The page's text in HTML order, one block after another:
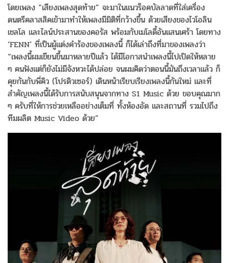
โดยเพลง “เสียงเพลงสุดท้าย” จะมาในแนวร็อคบัลลาดที่ใส่เครื่อง
ดนตรีคลาสสิคเข้ามาทำให้เพลงมีมิติที่กว้างขึ้น ด้วยเสียงของไวโอลิน
เชลโล และไลน์ประสานของคอรัส พร้อมกับเมโลดี้อันแสนเศร้า โดยทาง
‘FENN’ ที่เป็นผู้แต่งคำร้องของเพลงนี้ ก็ได้เล่าถึงที่มาของเพลงว่า
“เพลงนี้ผมเขียนขึ้นมาหลายปีแล้ว ได้มีโอกาสนำเพลงนี้ไปเปิดให้หลาย
ๆ คนฟังแต่ก็ยังไม่มีจังหวะได้ปล่อย จนผมคิดว่าตอนนี้มันถึงเวลาแล้ว ก็
คุยกันกับพี่คิว (โปรดิวเซอร์) เดินหน้าเรียบเรียงเพลงนี้กันใหม่ และที่
สำคัญเพลงนี้ได้รับการสนับสนุนจากทาง S1 Music ด้วย ขอบคุณมาก
ๆ ครับที่ให้การช่วยเหลืออย่างเต็มที่ ทั้งห้องอัด และสถานที่ รวมไปถึง
ทีมผลิต Music Video ด้วย”